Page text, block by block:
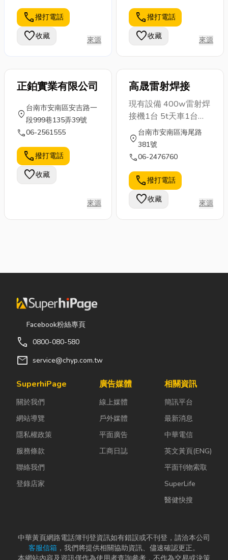
供適切合宜之服務. 服
務內容: 專業禮儀諮詢
殯葬事宜規劃 現場花
0937-611312(王先
小姐) 0956-
847513(沈小姐)
call撥打電話
favorite收藏 來源
防護措施，包括必需的
抗震支架、撓性連接、
晃動間隙和錨定螺栓，
統管路或灑水噴頭破損
或斷裂所造成的水漬危
害。抗震支架有效避免
路或灑水噴頭破損或斷
裂，從而減少重大損
失。 ●●空間氣密測試
~NFPA Annex C •定
義：概述了一種使封閉
空間漏出量（通過門框
風機試驗法（Door Fan
Test)確定）與最壞情
call撥打電話
favorite收藏 來源
正鉑實業有限公司
location_on
台南市安南區安吉路一
段999巷135弄39號
call06-2561555
call撥打電話
favorite收藏
來源
高晟雷射焊接
現有設備 400w雷射焊
接機1台 5t天車1台
3hp空氣壓縮機1台
（可供客戶使用，需自
備氣動工具） 場地80
location_on
台南市安南區海尾路
381號
call06-2476760
call撥打電話
favorite收藏 來源
Facebook粉絲專頁
call 0800-080-580
mail service@chyp.com.tw
SuperhiPage
關於我們
網站導覽
隱私權政策
服務條款
聯絡我們
登錄店家
廣告媒體
線上媒體
戶外媒體
平面廣告
工商日誌
相關資訊
簡訊平台
最新消息
中華電信
英文黃頁(ENG)
平面刊物索取
SuperLife
醫健快搜
中華黃頁網路電話簿刊登資訊如有錯誤或不刊登，請洽本公司
客服信箱 ，我們將提供相關協助資訊、儘速確認更正。
本網站內容及資訊僅作為使用者查詢參考，不作為交易或決策